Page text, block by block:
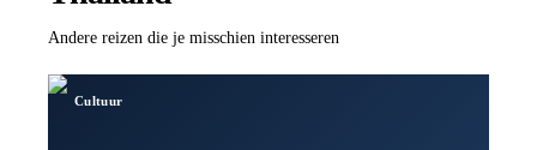
Andere reizen die je misschien interesseren
Cultuur